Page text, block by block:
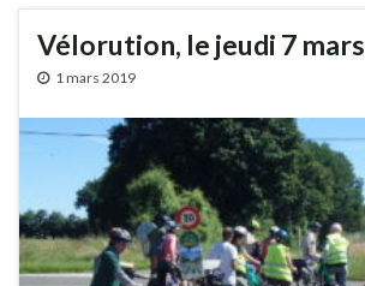
Vélorution, le jeudi 7 mars
1 mars 2019